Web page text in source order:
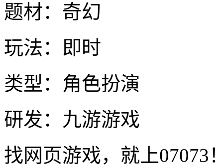
题材：奇幻
玩法：即时
类型：角色扮演
研发：九游游戏
找网页游戏，就上07073